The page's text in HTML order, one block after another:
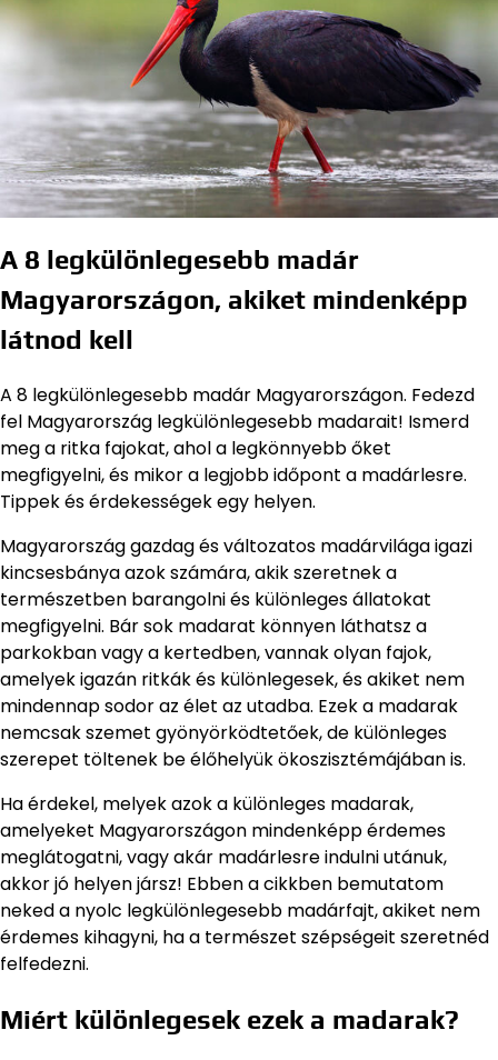
A 8 legkülönlegesebb madár
Magyarországon, akiket mindenképp
látnod kell
A 8 legkülönlegesebb madár Magyarországon. Fedezd
fel Magyarország legkülönlegesebb madarait! Ismerd
meg a ritka fajokat, ahol a legkönnyebb őket
megfigyelni, és mikor a legjobb időpont a madárlesre.
Tippek és érdekességek egy helyen.
Magyarország gazdag és változatos madárvilága igazi
kincsesbánya azok számára, akik szeretnek a
természetben barangolni és különleges állatokat
megfigyelni. Bár sok madarat könnyen láthatsz a
parkokban vagy a kertedben, vannak olyan fajok,
amelyek igazán ritkák és különlegesek, és akiket nem
mindennap sodor az élet az utadba. Ezek a madarak
nemcsak szemet gyönyörködtetőek, de különleges
szerepet töltenek be élőhelyük ökoszisztémájában is.
Ha érdekel, melyek azok a különleges madarak,
amelyeket Magyarországon mindenképp érdemes
meglátogatni, vagy akár madárlesre indulni utánuk,
akkor jó helyen jársz! Ebben a cikkben bemutatom
neked a nyolc legkülönlegesebb madárfajt, akiket nem
érdemes kihagyni, ha a természet szépségeit szeretnéd
felfedezni.
Miért különlegesek ezek a madarak?